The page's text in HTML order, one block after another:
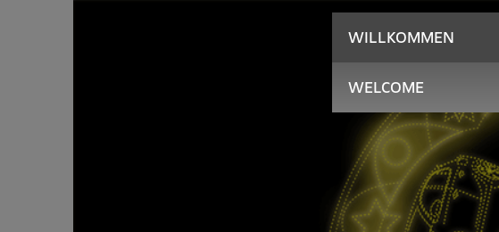
WILLKOMMEN
WELCOME